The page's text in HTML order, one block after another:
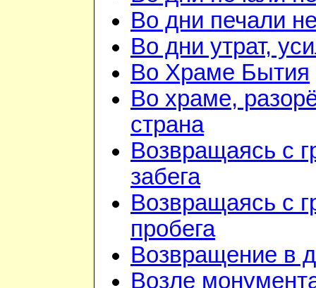
Во дни печали
Во дни утрат,
Во Храме Бытия
Во храме,
страна
Возвращаясь с
забега
Возвращаясь с
пробега
Возвращение в
Возле